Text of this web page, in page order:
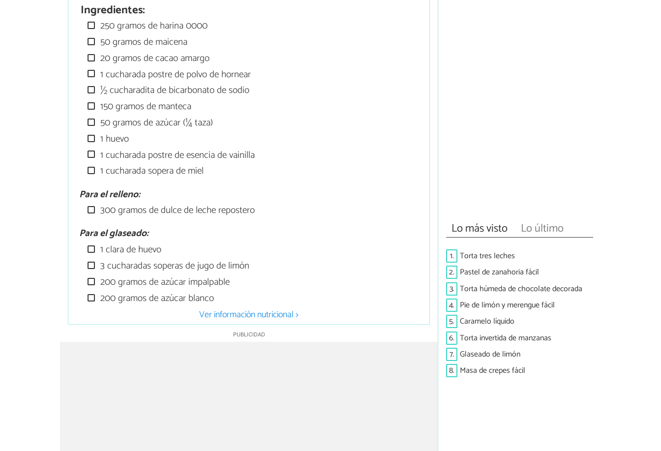
Ingredientes:
250 gramos de harina 0000
50 gramos de maicena
20 gramos de cacao amargo
1 cucharada postre de polvo de hornear
½ cucharadita de bicarbonato de sodio
150 gramos de manteca
50 gramos de azúcar (¼ taza)
1 huevo
1 cucharada postre de esencia de vainilla
1 cucharada sopera de miel
Para el relleno:
300 gramos de dulce de leche repostero
Para el glaseado:
1 clara de huevo
3 cucharadas soperas de jugo de limón
200 gramos de azúcar impalpable
200 gramos de azúcar blanco
Ver información nutricional >
Lo más visto Lo último
1. Torta tres leches
2. Pastel de zanahoria fácil
3. Torta húmeda de chocolate decorada
4. Pie de limón y merengue fácil
5. Caramelo líquido
6. Torta invertida de manzanas
7. Glaseado de limón
8. Masa de crepes fácil